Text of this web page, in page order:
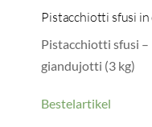
Pistacchiotti sfusi in
Pistacchiotti sfusi –
giandujotti (3 kg)
Bestelartikel